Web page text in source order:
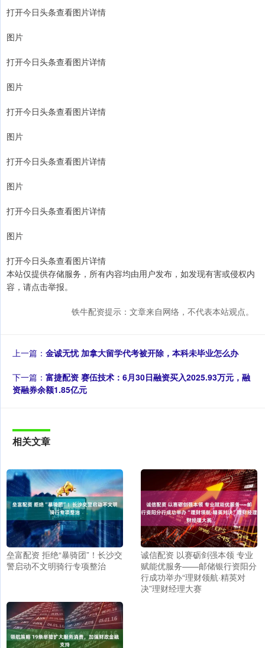
打开今日头条查看图片详情
图片
打开今日头条查看图片详情
图片
打开今日头条查看图片详情
图片
打开今日头条查看图片详情
图片
打开今日头条查看图片详情
图片
打开今日头条查看图片详情
本站仅提供存储服务，所有内容均由用户发布，如发现有害或侵权内
容，请点击举报。
铁牛配资提示：文章来自网络，不代表本站观点。
上一篇： 金诚无忧 加拿大留学代考被开除，本科未毕业怎么办
下一篇： 富捷配资 赛伍技术：6月30日融资买入2025.93万元，融
资融券余额1.85亿元
相关文章
垒富配资 拒绝“暴骑团”！长沙交
警启动不文明骑行专项整治
诚信配资 以赛砺剑强本领 专业
赋能优服务——邮储银行资阳分
行成功举办“理财领航·精英对
决”理财经理大赛